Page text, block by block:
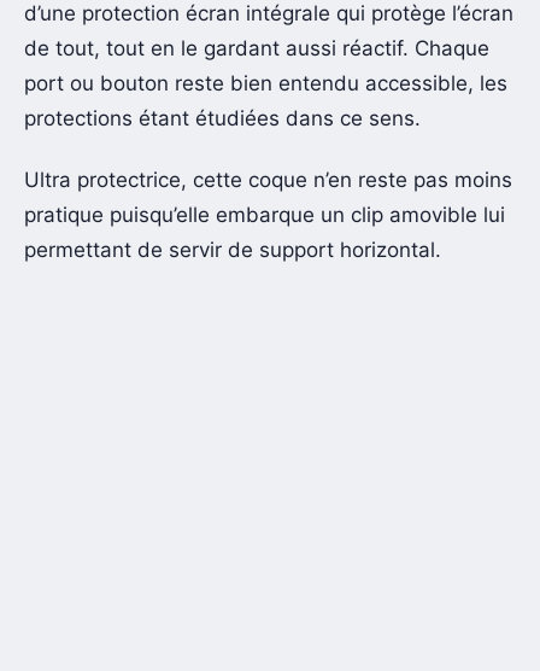
d’une protection écran intégrale qui protège l’écran
de tout, tout en le gardant aussi réactif. Chaque
port ou bouton reste bien entendu accessible, les
protections étant étudiées dans ce sens.
Ultra protectrice, cette coque n’en reste pas moins
pratique puisqu’elle embarque un clip amovible lui
permettant de servir de support horizontal.